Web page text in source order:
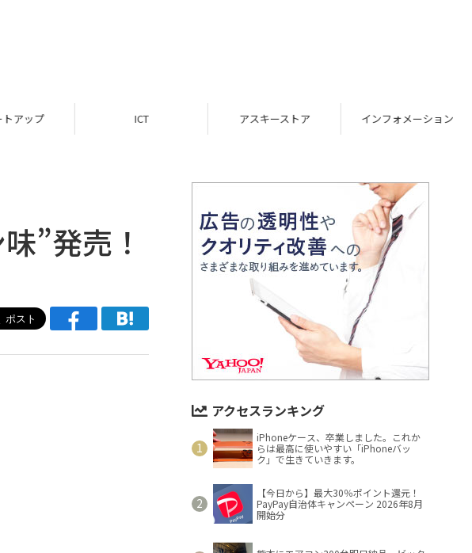
アップ ICT アスキーストア インフォメーション
”発売！
アクセスランキング
iPhoneケース、卒業しました。これか
らは最高に使いやすい「iPhoneバッ
ク」で生きていきます。
【今日から】最大30％ポイント還元！
PayPay自治体キャンペーン 2026年8月
開始分